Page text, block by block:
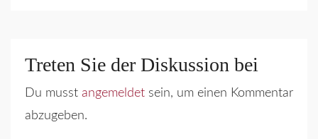
Treten Sie der Diskussion bei
Du musst angemeldet sein, um einen Kommentar
abzugeben.